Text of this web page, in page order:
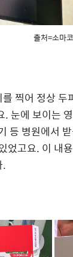
출처=소마코
찍어 정상 두
. 눈에 보이는
등 병원에서
었고요. 이 내
.